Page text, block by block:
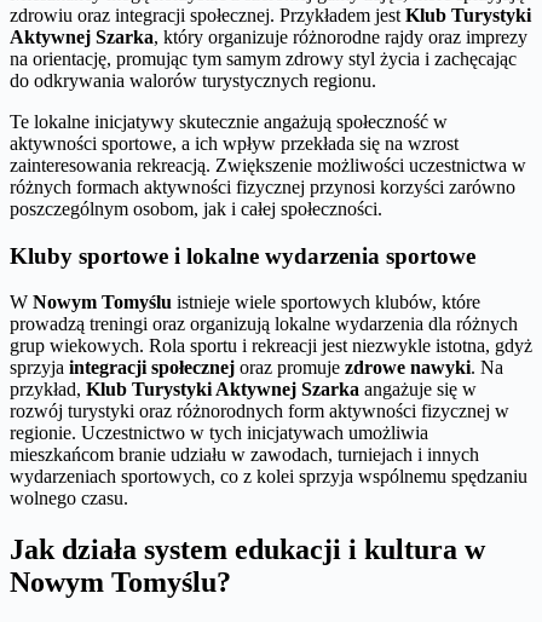
zdrowiu oraz integracji społecznej. Przykładem jest Klub Turystyki
Aktywnej Szarka, który organizuje różnorodne rajdy oraz imprezy
na orientację, promując tym samym zdrowy styl życia i zachęcając
do odkrywania walorów turystycznych regionu.
Te lokalne inicjatywy skutecznie angażują społeczność w
aktywności sportowe, a ich wpływ przekłada się na wzrost
zainteresowania rekreacją. Zwiększenie możliwości uczestnictwa w
różnych formach aktywności fizycznej przynosi korzyści zarówno
poszczególnym osobom, jak i całej społeczności.
Kluby sportowe i lokalne wydarzenia sportowe
W Nowym Tomyślu istnieje wiele sportowych klubów, które
prowadzą treningi oraz organizują lokalne wydarzenia dla różnych
grup wiekowych. Rola sportu i rekreacji jest niezwykle istotna, gdyż
sprzyja integracji społecznej oraz promuje zdrowe nawyki. Na
przykład, Klub Turystyki Aktywnej Szarka angażuje się w
rozwój turystyki oraz różnorodnych form aktywności fizycznej w
regionie. Uczestnictwo w tych inicjatywach umożliwia
mieszkańcom branie udziału w zawodach, turniejach i innych
wydarzeniach sportowych, co z kolei sprzyja wspólnemu spędzaniu
wolnego czasu.
Jak działa system edukacji i kultura w
Nowym Tomyślu?